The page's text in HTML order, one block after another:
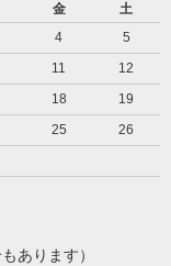
金
土
4
5
11
12
18
19
25
26
あります）